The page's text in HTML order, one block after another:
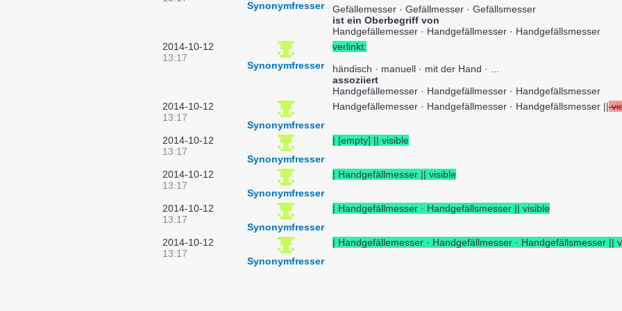
Synonymfresser
Gefällemesser · Gefällmesser · Gefällsmesser
ist ein Oberbegriff von
Handgefällemesser · Handgefällmesser · Handgefällsmesser
2014-10-12
13:17
Synonymfresser
verlinkt:
händisch · manuell · mit der Hand · ...
assoziiert
Handgefällemesser · Handgefällmesser · Handgefällsmesser
2014-10-12
13:17
Synonymfresser
Handgefällemesser · Handgefällmesser · Handgefällsmesser ||
2014-10-12
13:17
Synonymfresser
| [empty] || visible
2014-10-12
13:17
Synonymfresser
| Handgefällmesser || visible
2014-10-12
13:17
Synonymfresser
| Handgefällmesser · Handgefällsmesser || visible
2014-10-12
13:17
Synonymfresser
| Handgefällemesser · Handgefällmesser · Handgefällsmesser ||